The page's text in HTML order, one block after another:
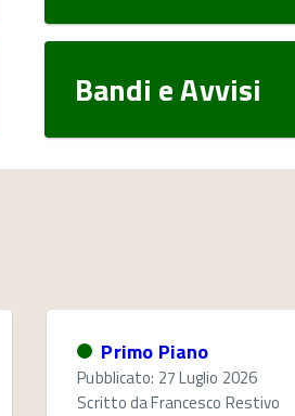
Bandi e Avvisi
Primo Piano
Pubblicato: 27 Luglio 2026
Scritto daFrancesco Restivo